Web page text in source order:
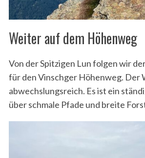
Weiter auf dem Höhenweg
Von der Spitzigen Lun folgen wir
für den Vinschger Höhenweg. Der
abwechslungsreich. Es ist ein
über schmale Pfade und breite